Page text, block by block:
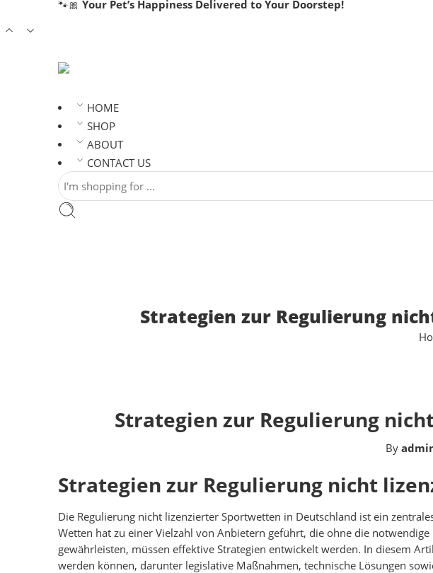
🐾🎀 Your Pet’s Happiness Delivered to Your Doorstep!
HOME
SHOP
ABOUT
CONTACT US
Strategien zur Regulierung
Strategien zur Regulierung
By
Strategien zur Regulierung nicht
Die Regulierung nicht lizenzierter Sportwetten in Deutschland ist ein
Wetten hat zu einer Vielzahl von Anbietern geführt, die ohne die
gewährleisten, müssen effektive Strategien entwickelt werden. In diesem
werden können, darunter legislative Maßnahmen, technische Lösungen